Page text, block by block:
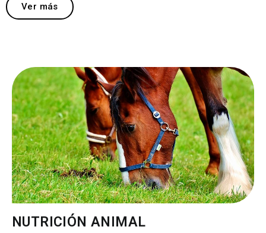
Ver más
NUTRICIÓN ANIMAL